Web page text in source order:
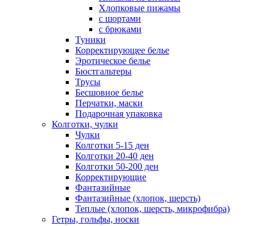
Хлопковые пижамы
с шортами
с брюками
Туники
Корректирующее белье
Эротическое белье
Бюстгальтеры
Трусы
Бесшовное белье
Перчатки, маски
Подарочная упаковка
Колготки, чулки
Чулки
Колготки 5-15 ден
Колготки 20-40 ден
Колготки 50-200 ден
Корректирующие
Фантазийные
Фантазийные (хлопок, шерсть)
Теплые (хлопок, шерсть, микрофибра)
Гетры, гольфы, носки